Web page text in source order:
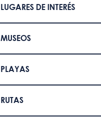
LUGARES DE INTERÉS
MUSEOS
PLAYAS
RUTAS